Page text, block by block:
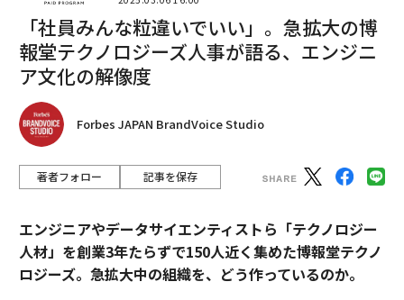
「社員みんな粒違いでいい」。急拡大の博
報堂テクノロジーズ人事が語る、エンジニ
ア文化の解像度
Forbes JAPAN BrandVoice Studio
著者フォロー 記事を保存
エンジニアやデータサイエンティストら「テクノロジー
人材」を創業3年たらずで150人近く集めた博報堂テクノ
ロジーズ。急拡大中の組織を、どう作っているのか。